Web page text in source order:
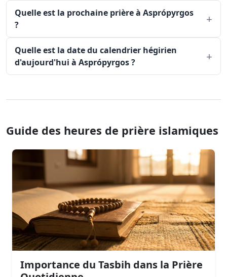
Quelle est la prochaine prière à Asprópyrgos
?
Quelle est la date du calendrier hégirien
d'aujourd'hui à Asprópyrgos ?
Guide des heures de prière islamiques
Importance du Tasbih dans la Prière